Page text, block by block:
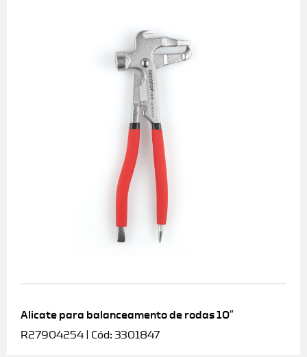
Alicate para balanceamento de rodas 10″
R27904254 | Cód: 3301847